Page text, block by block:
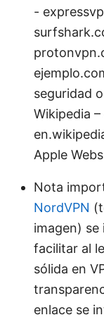
-
seguridad
Wikipedia
Apple
Nota
NordVPN
imagen)
facilitar al
sólida en
enlace se